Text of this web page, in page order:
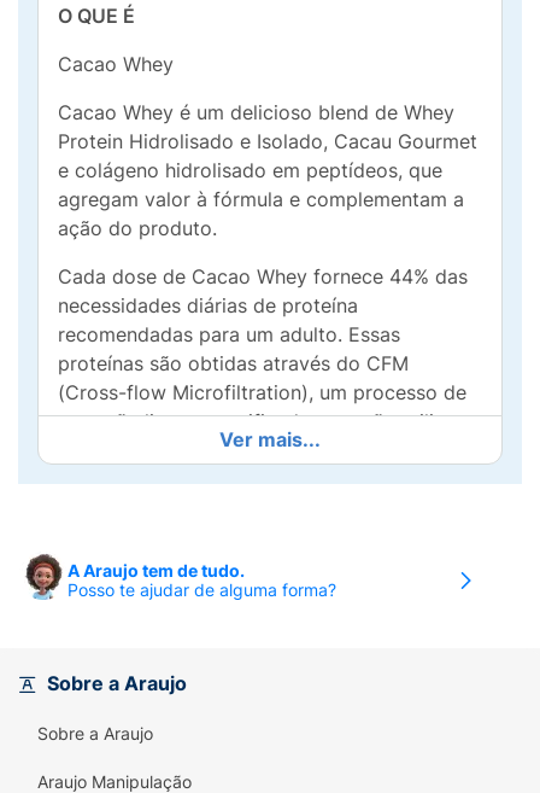
O QUE É
Cacao Whey
Cacao Whey é um delicioso blend de Whey
Protein Hidrolisado e Isolado, Cacau Gourmet
e colágeno hidrolisado em peptídeos, que
agregam valor à fórmula e complementam a
ação do produto.
Cada dose de Cacao Whey fornece 44% das
necessidades diárias de proteína
recomendadas para um adulto. Essas
proteínas são obtidas através do CFM
(Cross-flow Microfiltration), um processo de
extração limpo e purificado, que não utiliza
produtos químicos para isolar a proteína de
componentes indesejáveis, como caseína,
CONTÉM
Whey Protein Hidrolisado e Isolado (Thermax
Colágeno hidrolisado em peptídeos Peptan
BCAA naturalmente em sua composição
Cacau 100% puro, com toda sua riqueza
Ver mais...
A Araujo tem de tudo.
Posso te ajudar de alguma forma?
Sobre a Araujo
Sobre a Araujo
Araujo Manipulação